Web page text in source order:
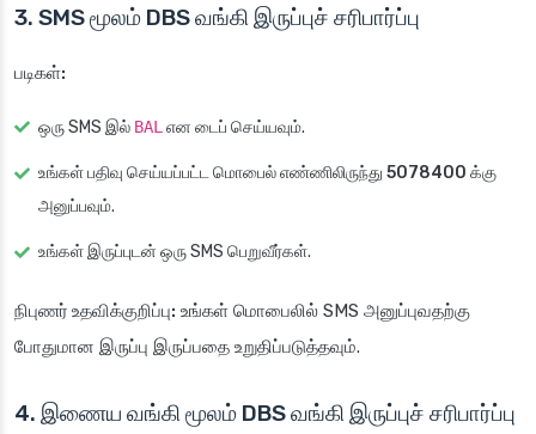
3. SMS மூலம் DBS வங்கி இருப்புச் சரிபார்ப்பு
படிகள்:
ஒரு SMS இல் BALஎன டைப் செய்யவும்.
உங்கள் பதிவு செய்யப்பட்ட மொபைல் எண்ணிலிருந்து 5078400 க்கு
அனுப்பவும்.
உங்கள் இருப்புடன் ஒரு SMS பெறுவீர்கள்.
நிபுணர் உதவிக்குறிப்பு: உங்கள் மொபைலில் SMS அனுப்புவதற்கு
போதுமான இருப்பு இருப்பதை உறுதிப்படுத்தவும்.
4. இணைய வங்கி மூலம் DBS வங்கி இருப்புச் சரிபார்ப்பு